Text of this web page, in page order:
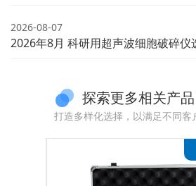
2026-08-07
2026年8月 科研用超声波细胞破碎仪
探索更多相关产品
打造多样化选择，以满足不同客